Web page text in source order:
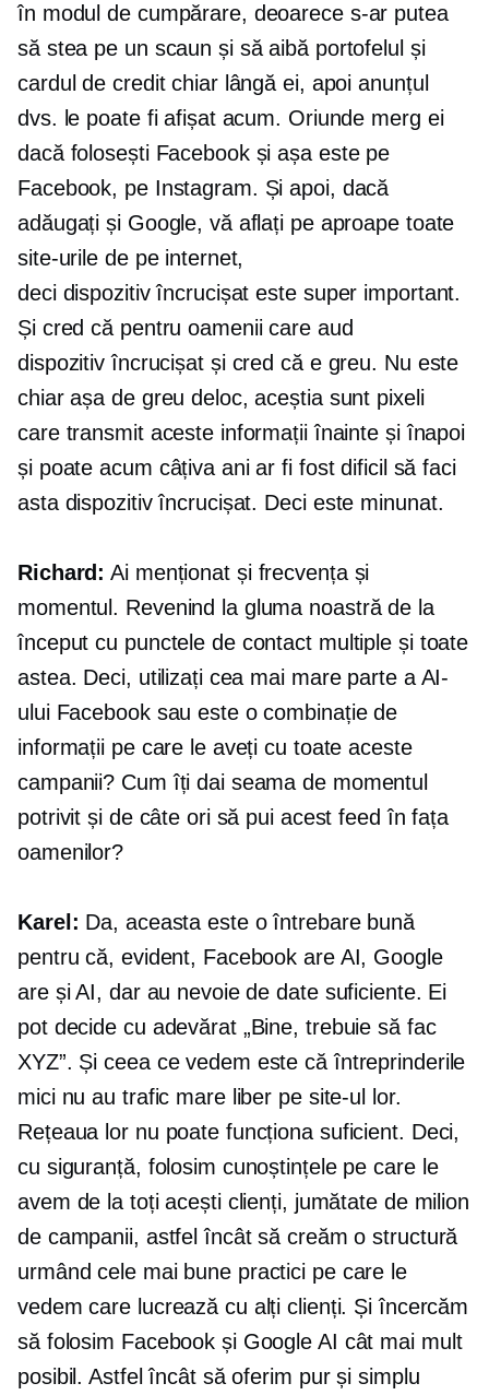
în modul de cumpărare, deoarece s-ar putea
să stea pe un scaun și să aibă portofelul și
cardul de credit chiar lângă ei, apoi anunțul
dvs. le poate fi afișat acum. Oriunde merg ei
dacă folosești Facebook și așa este pe
Facebook, pe Instagram. Și apoi, dacă
adăugați și Google, vă aflați pe aproape toate
site-urile de pe internet,
deci dispozitiv încrucișat este super important.
Și cred că pentru oamenii care aud
dispozitiv încrucișatși cred că e greu. Nu este
chiar așa de greu deloc, aceștia sunt pixeli
care transmit aceste informații înainte și înapoi
și poate acum câțiva ani ar fi fost dificil să faci
asta dispozitiv încrucișat. Deci este minunat.
Richard: Ai menționat și frecvența și
momentul. Revenind la gluma noastră de la
început cu punctele de contact multiple și toate
astea. Deci, utilizați cea mai mare parte a AI-
ului Facebook sau este o combinație de
informații pe care le aveți cu toate aceste
campanii? Cum îți dai seama de momentul
potrivit și de câte ori să pui acest feed în fața
oamenilor?
Karel: Da, aceasta este o întrebare bună
pentru că, evident, Facebook are AI, Google
are și AI, dar au nevoie de date suficiente. Ei
pot decide cu adevărat „Bine, trebuie să fac
XYZ”. Și ceea ce vedem este că întreprinderile
mici nu au trafic mare liber pe site-ul lor.
Rețeaua lor nu poate funcționa suficient. Deci,
cu siguranță, folosim cunoștințele pe care le
avem de la toți acești clienți, jumătate de milion
de campanii, astfel încât să creăm o structură
urmând cele mai bune practici pe care le
vedem care lucrează cu alți clienți. Și încercăm
să folosim Facebook și Google AI cât mai mult
posibil. Astfel încât să oferim pur și simplu